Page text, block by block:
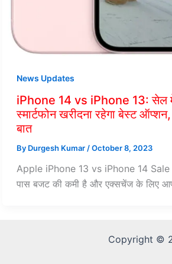
News Updates
iPhone 14 vs iPhone 13: सेल
स्मार्टफोन खरीदना रहेगा बेस्ट
बात
By Durgesh Kumar /October 8, 2023
Apple iPhone 13 vs iPhone 14
पास बजट की कमी है और एक्सचेंज के लिए
Copyright ©